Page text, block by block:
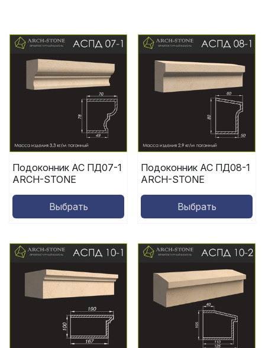
Подоконник АС ПД07-1
ARCH-STONE
Выбрать
Подоконник АС ПД08-1
ARCH-STONE
Выбрать